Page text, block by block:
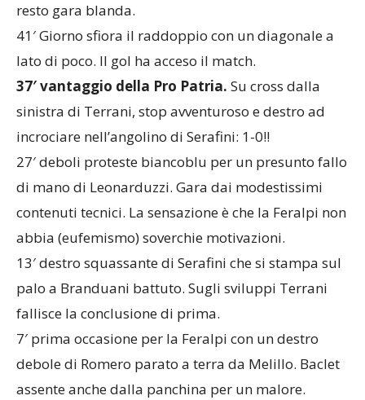
resto gara blanda.
41′ Giorno sfiora il raddoppio con un diagonale a
lato di poco. Il gol ha acceso il match.
37′ vantaggio della Pro Patria. Su cross dalla
sinistra di Terrani, stop avventuroso e destro ad
incrociare nell’angolino di Serafini: 1-0!!
27′ deboli proteste biancoblu per un presunto fallo
di mano di Leonarduzzi. Gara dai modestissimi
contenuti tecnici. La sensazione è che la Feralpi non
abbia (eufemismo) soverchie motivazioni.
13′ destro squassante di Serafini che si stampa sul
palo a Branduani battuto. Sugli sviluppi Terrani
fallisce la conclusione di prima.
7′ prima occasione per la Feralpi con un destro
debole di Romero parato a terra da Melillo. Baclet
assente anche dalla panchina per un malore.